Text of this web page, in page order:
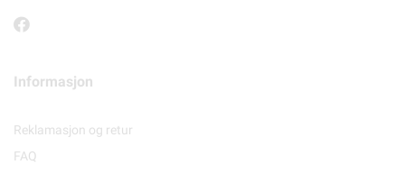
Informasjon
Reklamasjon og retur
FAQ